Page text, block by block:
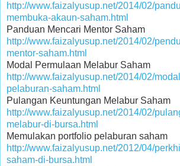
http://www.faizalyusup.net/2014/02/
membuka-akaun-saham.html
Panduan Mencari Mentor Saham
http://www.faizalyusup.net/2014/02/
mentor-saham.html
Modal Permulaan Melabur Saham
http://www.faizalyusup.net/2014/02/
pelaburan-saham.html
Pulangan Keuntungan Melabur Saham
http://www.faizalyusup.net/2014/02/
melabur-di-bursa.html
Memulakan portfolio pelaburan saham
http://www.faizalyusup.net/2012/04/
saham-di-bursa.html